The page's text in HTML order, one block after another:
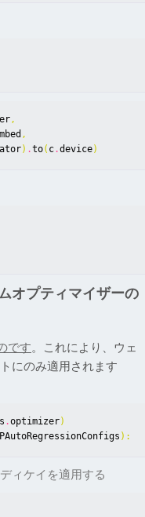
,
,
) .to( c.device)
オプティマイザーの
です。これにより、ウェ
にのみ適用されます
.optimizer)
):
ィケイを適用する